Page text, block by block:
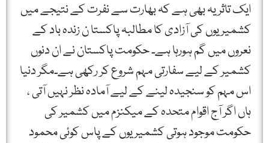
ایک تاثر یہ بھی ہے کہ بھارت سے نفرت کے نتیجے میں
کشمیریوں کی آزادی کا مطالبہ پاکستا ن زندہ باد کے
نعروں میں گم ہورہا ہے۔ حکومت پاکستان نے ان دنوں
کشمیر کے لیے سفارتی مہم شروع کر رکھی ہے۔مگر دنیا
اس مہم کو سنجیدہ لینے کے لیے آمادہ نظر نہیں آتی ،
ہاں اگر آج اقوام متحدہ کے میکنزم میں کشمیر کی
حکومت موجود ہوتی کشمیریوں کے پاس کوئی محمود